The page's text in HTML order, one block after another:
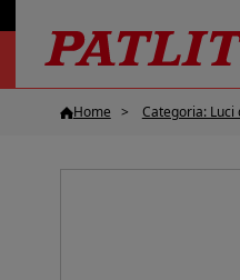
Home Categoria: Luci